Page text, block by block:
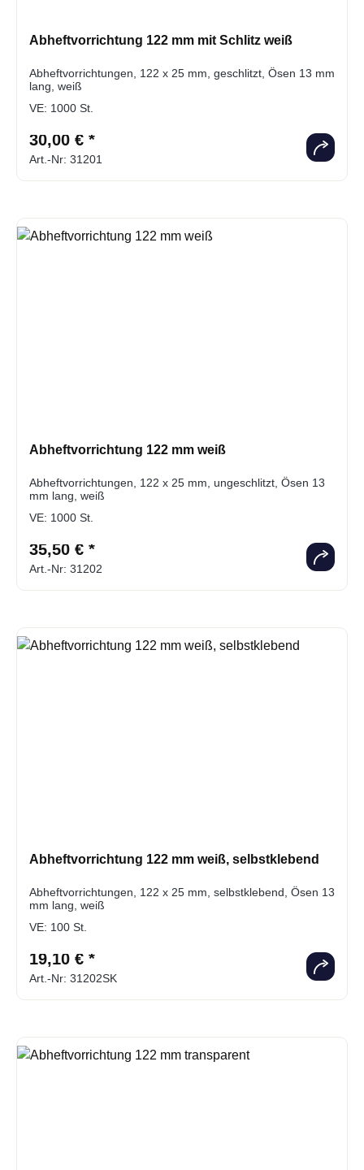
Abheftvorrichtung 122 mm mit Schlitz weiß
Abheftvorrichtungen, 122 x 25 mm, geschlitzt, Ösen 13 mm
lang, weiß
VE: 1000 St.
30,00 € *
Art.-Nr: 31201
Abheftvorrichtung 122 mm weiß
Abheftvorrichtungen, 122 x 25 mm, ungeschlitzt, Ösen 13
mm lang, weiß
VE: 1000 St.
35,50 € *
Art.-Nr: 31202
Abheftvorrichtung 122 mm weiß, selbstklebend
Abheftvorrichtungen, 122 x 25 mm, selbstklebend, Ösen 13
mm lang, weiß
VE: 100 St.
19,10 € *
Art.-Nr: 31202SK